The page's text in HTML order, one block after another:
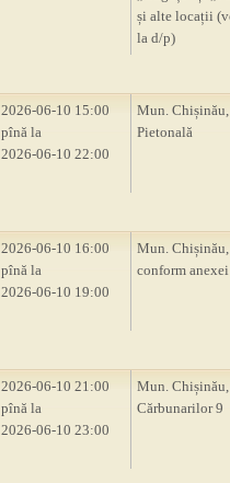
și alte locații
la d/p)
2026-06-10 15:00
pînă la
2026-06-10 22:00
Mun. Chișinău,
Pietonală
2026-06-10 16:00
pînă la
2026-06-10 19:00
Mun.
conform anexei
2026-06-10 21:00
pînă la
2026-06-10 23:00
Mun. Chișinău,
Cărbunarilor 9